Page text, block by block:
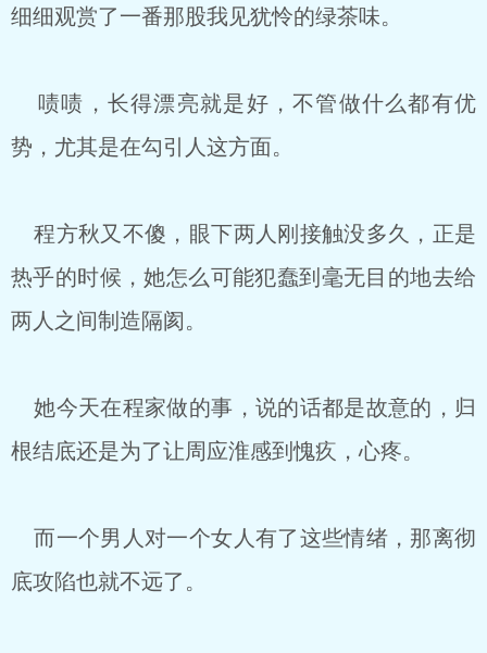
细细观赏了一番那股我见犹怜的绿茶味。
啧啧，长得漂亮就是好，不管做什么都有优
势，尤其是在勾引人这方面。
程方秋又不傻，眼下两人刚接触没多久，正是
热乎的时候，她怎么可能犯蠢到毫无目的地去给
两人之间制造隔阂。
她今天在程家做的事，说的话都是故意的，归
根结底还是为了让周应淮感到愧疚，心疼。
而一个男人对一个女人有了这些情绪，那离彻
底攻陷也就不远了。